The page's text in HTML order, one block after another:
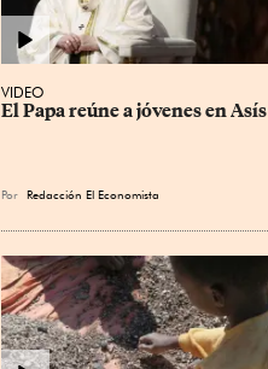
VIDEO
El Papa reúne a jóvenes en Asís
Por Redacción El Economista